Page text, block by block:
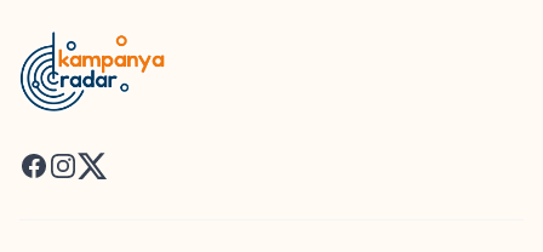
Facebook
Instagram
X